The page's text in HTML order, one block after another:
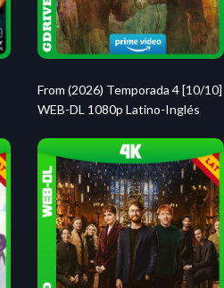
From (2026) Temporada 4 [10/10]
WEB-DL 1080p Latino-Inglés